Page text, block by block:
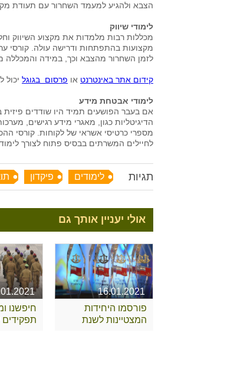
הצבא ולהגיע למעמד השחרור עם תעודת
לימודי שיווק
מכללות רבות מלמדות את מקצוע השיווק
מקצועות בהתפתחות ודרישה עולה. קורסי
לזמן השחרור מהצבא וכך, במידה והמכללה
קידום אתר באינטרנט או פרסום בגוגל יכול
לימודי אבטחת מידע
אם בעבר הפושעים תמיד היו שודדים פיזית
הדיגיטליות כגון, מאגרי מידע רגישים,
מספרי כרטיסי אשראי של לקוחות. קורסי
לחיילים המשרתים בבסיס פתוח לצורך
תגיות לימודים פיקדון
אולי יעניין אותך גם
16.01.2021
פורסמו היחידות
המצטיינות לשנת
תפקידים